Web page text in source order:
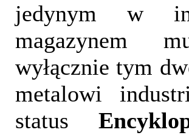
jedynym w
magazynem
wyłącznie tym
metalowi
status